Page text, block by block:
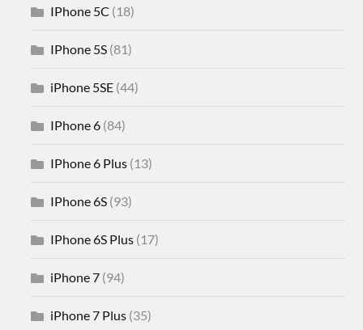
IPhone 5C (18)
IPhone 5S (81)
iPhone 5SE (44)
IPhone 6 (84)
IPhone 6 Plus (13)
IPhone 6S (93)
IPhone 6S Plus (17)
iPhone 7 (94)
iPhone 7 Plus (35)